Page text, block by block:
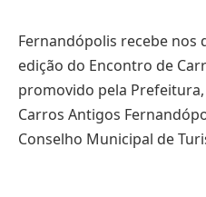
Fernandópolis recebe nos
edição do Encontro de
promovido pela Prefeitura,
Carros Antigos
Conselho Municipal de